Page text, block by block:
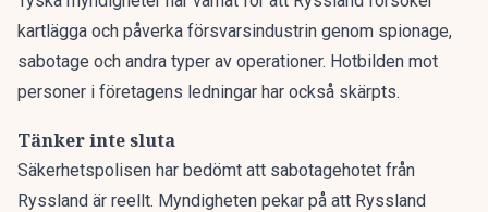
kartlägga och påverka försvarsindustrin genom spionage,
sabotage och andra typer av operationer. Hotbilden mot
personer i företagens ledningar har också skärpts.
Tänker inte sluta
Säkerhetspolisen har bedömt att sabotagehotet från
Ryssland är reellt. Myndigheten pekar på att Ryssland